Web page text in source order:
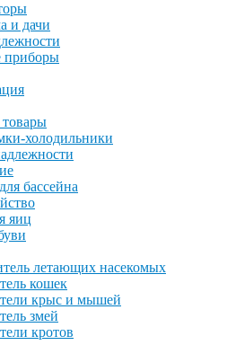
и дачи
приборы
холодильники
бассейна
яиц
летающих насекомых
кошек
крыс и мышей
змей
кротов